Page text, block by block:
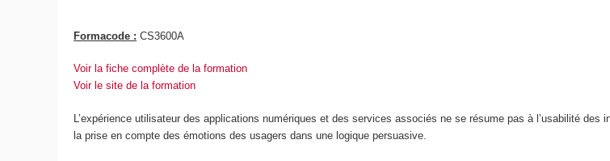
Formacode : CS3600A
Voir la fiche complète de la formation
Voir le site de la formation
L’expérience utilisateur des applications numériques et des services associés ne se résume pas à l’usabilité
la prise en compte des émotions des usagers dans une logique persuasive.